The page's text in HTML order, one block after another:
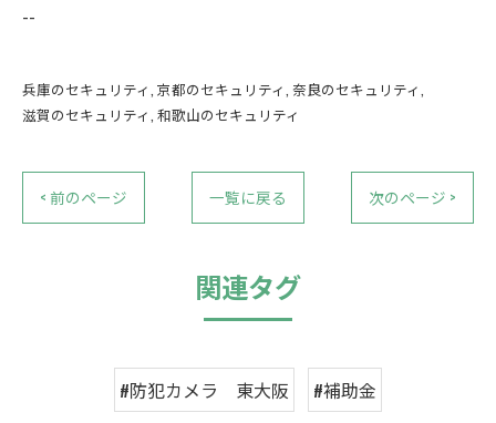
--
兵庫のセキュリティ 京都のセキュリティ 奈良のセキュリティ
滋賀のセキュリティ 和歌山のセキュリティ
< 前のページ 一覧に戻る 次のページ >
関連タグ
#防犯カメラ 東大阪 #補助金